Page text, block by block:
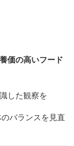
価の高いフード
した観察を
バランスを見直